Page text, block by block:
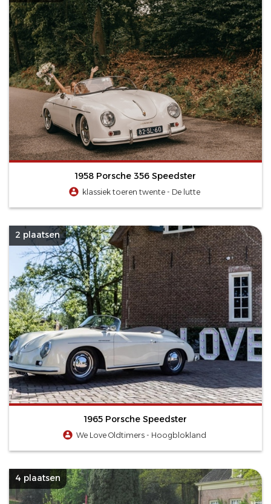
1958 Porsche 356 Speedster
klassiek toeren twente - De lutte
2 plaatsen
1965 Porsche Speedster
We Love Oldtimers - Hoogblokland
4 plaatsen